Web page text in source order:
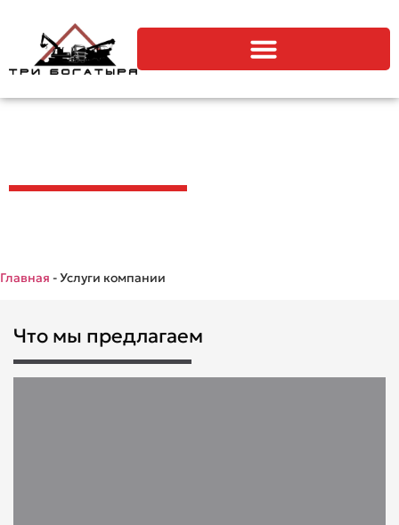
Главная -Услуги компании
Что мы предлагаем